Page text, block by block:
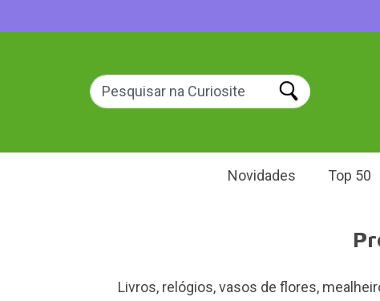
Novidades Top 50
Livros, relógios, vasos de flores,